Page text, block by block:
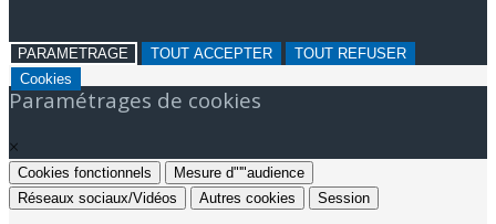
PARAMETRAGE TOUT ACCEPTER
TOUT REFUSER
Cookies
Paramétrages de cookies
×
Cookies fonctionnels
Mesure d"'"audience
Réseaux sociaux/Vidéos
Autres cookies Session